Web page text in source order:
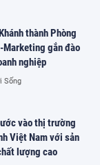
Marketing gắn đào
nghiệp
Sống
vào thị trường
Việt Nam với sản
lượng cao